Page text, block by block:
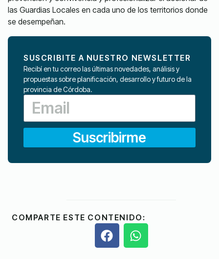
las Guardias Locales en cada uno de los territorios donde
se desempeñan.
SUSCRIBITE A NUESTRO NEWSLETTER
Recibí en tu correo las últimas novedades, análisis y
propuestas sobre planificación, desarrollo y futuro de la
provincia de Córdoba.
Suscribirme
COMPARTE ESTE CONTENIDO: